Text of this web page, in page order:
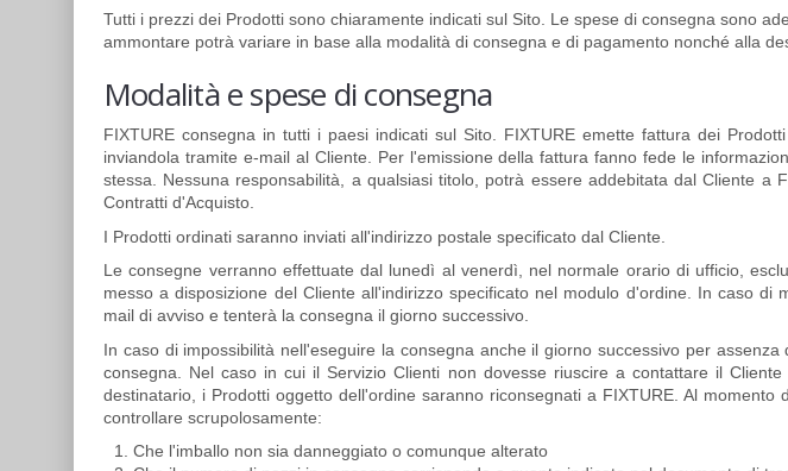
Tutti i prezzi dei Prodotti sono chiaramente indicati sul Sito. Le spese di consegna sono
ammontare potrà variare in base alla modalità di consegna e di pagamento nonché alla
Modalità e spese di consegna
FIXTURE consegna in tutti i paesi indicati sul Sito. FIXTURE emette fattura dei
inviandola tramite e-mail al Cliente. Per l'emissione della fattura fanno fede le
stessa. Nessuna responsabilità, a qualsiasi titolo, potrà essere addebitata dal Cliente
Contratti d'Acquisto.
I Prodotti ordinati saranno inviati all'indirizzo postale specificato dal Cliente.
Le consegne verranno effettuate dal lunedì al venerdì, nel normale orario di ufficio,
messo a disposizione del Cliente all'indirizzo specificato nel modulo d'ordine. In caso
mail di avviso e tenterà la consegna il giorno successivo.
In caso di impossibilità nell'eseguire la consegna anche il giorno successivo per
consegna. Nel caso in cui il Servizio Clienti non dovesse riuscire a contattare il
destinatario, i Prodotti oggetto dell'ordine saranno riconsegnati a FIXTURE. Al
controllare scrupolosamente:
Che l'imballo non sia danneggiato o comunque alterato